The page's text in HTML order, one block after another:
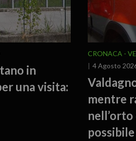
in
una visita:
CRONACA
4 Agosto
mentre
nell’orto